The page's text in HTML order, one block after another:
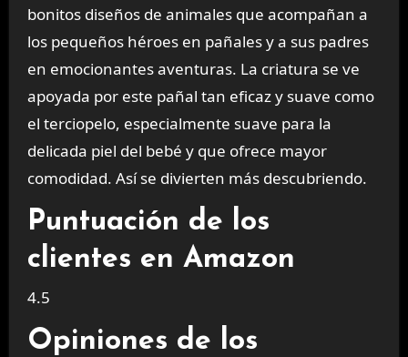
bonitos diseños de animales que acompañan a
los pequeños héroes en pañales y a sus padres
en emocionantes aventuras. La criatura se ve
apoyada por este pañal tan eficaz y suave como
el terciopelo, especialmente suave para la
delicada piel del bebé y que ofrece mayor
comodidad. Así se divierten más descubriendo.
Puntuación de los
clientes en Amazon
4.5
Opiniones de los